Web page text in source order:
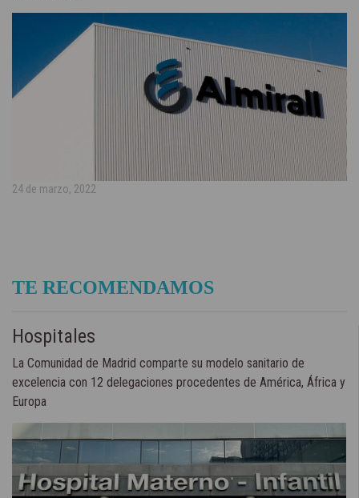
24 de marzo, 2022
TE RECOMENDAMOS
Hospitales
La Comunidad de Madrid comparte su modelo sanitario de
excelencia con 12 delegaciones procedentes de América, África y
Europa